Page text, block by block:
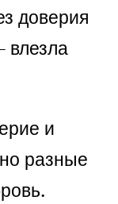
доверия
влезла
и
разные